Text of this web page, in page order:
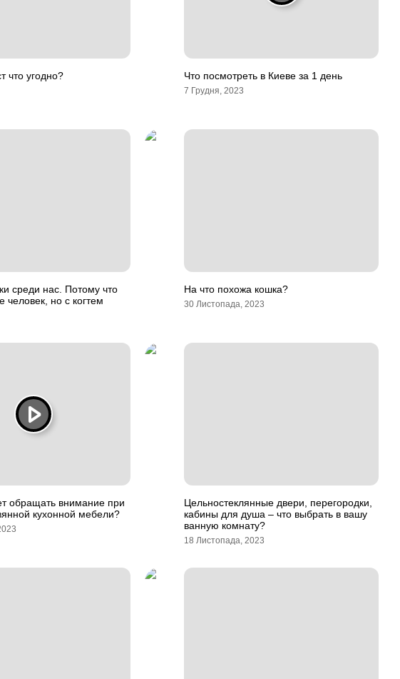
что угодно? Что посмотреть в Киеве за 1 день
7 Грудня, 2023
среди нас. Потому что
человек, но с когтем
На что похожа кошка?
30 Листопада, 2023
обращать внимание при
кухонной мебели?
Цельностеклянные двери, перегородки,
кабины для душа – что выбрать в вашу
ванную комнату?
18 Листопада, 2023